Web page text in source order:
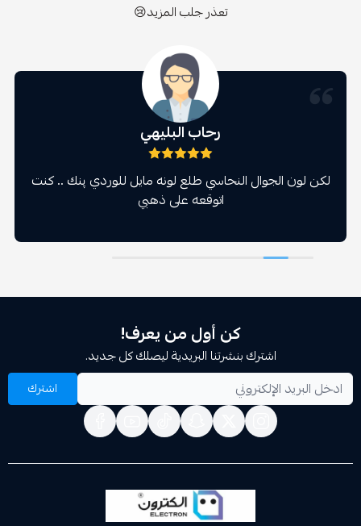
تعذر جلب المزيد😢
رحاب البليهي
الجوال النحاسي طلع لونه مايل للوردي پنك .. كنت
اتوقعه على ذهبي
كن أول من يعرف!
اشترك بنشرتنا البريدية ليصلك كل جديد.